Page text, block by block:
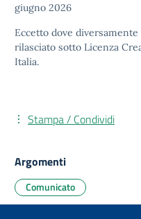
giugno 2026
Eccetto dove
rilasciato sotto Licenza
Italia.
Stampa / Condividi
Argomenti
Comunicato